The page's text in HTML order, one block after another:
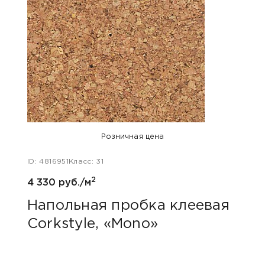
Розничная цена
ID: 4816951 Класс: 31
4 330 руб./м2
Напольная пробка клеевая
Corkstyle, «Mono»